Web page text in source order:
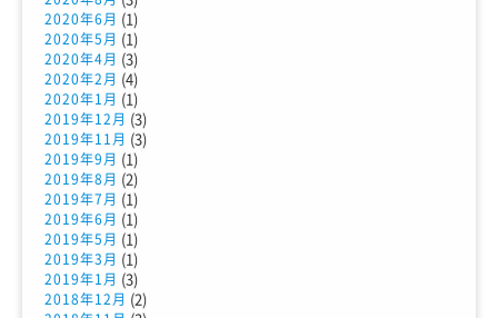
2020年6月 (1)
2020年5月 (1)
2020年4月 (3)
2020年2月 (4)
2020年1月 (1)
2019年12月 (3)
2019年11月 (3)
2019年9月 (1)
2019年8月 (2)
2019年7月 (1)
2019年6月 (1)
2019年5月 (1)
2019年3月 (1)
2019年1月 (3)
2018年12月 (2)